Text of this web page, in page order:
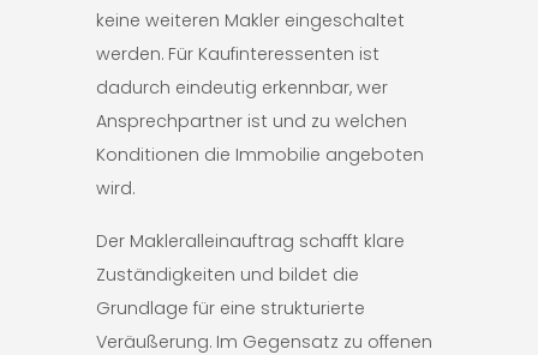
keine weiteren Makler eingeschaltet
werden. Für Kaufinteressenten ist
dadurch eindeutig erkennbar, wer
Ansprechpartner ist und zu welchen
Konditionen die Immobilie angeboten
wird.
Der Makleralleinauftrag schafft klare
Zuständigkeiten und bildet die
Grundlage für eine strukturierte
Veräußerung. Im Gegensatz zu offenen